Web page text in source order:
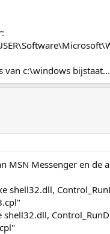
van c:\windows bijstaat...
MSN Messenger en de
shell32.dll,